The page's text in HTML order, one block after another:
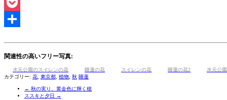
Line
Pocket
関連性の高いフリー写真:
水元公園のスイレンの花 睡蓮の花 スイレンの花 睡蓮の花2 水元公
カテゴリー: 花 東京都 植物 秋 睡蓮
← 秋の実り、黄金色に輝く穂
ススキと夕日
→